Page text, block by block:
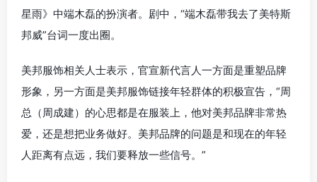
星雨》中端木磊的扮演者。剧中，“端木磊带我去了美特斯
邦威”台词一度出圈。
美邦服饰相关人士表示，官宣新代言人一方面是重塑品牌
形象，另一方面是美邦服饰链接年轻群体的积极宣告，“周
总（周成建）的心思都是在服装上，他对美邦品牌非常热
爱，还是想把业务做好。美邦品牌的问题是和现在的年轻
人距离有点远，我们要释放一些信号。”